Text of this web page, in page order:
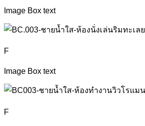
Image Box text
F
Image Box text
F